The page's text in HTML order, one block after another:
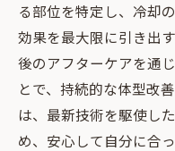
る部位を特定し、冷却
効果を最大限に引き出
後のアフターケアを通
とで、持続的な体型改
は、最新技術を駆使し
め、安心して自分に合